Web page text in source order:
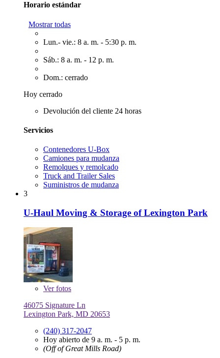
Horario estándar
Mostrar todas
Lun.- vie.: 8 a. m. - 5:30 p. m.
Sáb.: 8 a. m. - 12 p. m.
Dom.: cerrado
Hoy cerrado
Devolución del cliente 24 horas
Servicios
Contenedores U-Box
Camiones para mudanza
Remolques y remolcado
Truck and Trailer Sales
Suministros de mudanza
3
U-Haul Moving & Storage of Lexington Park
Verfotos
46075 Signature Ln
Lexington Park, MD 20653
(240) 317-2047
Hoy abierto de 9 a. m. - 5 p. m.
(Off of Great Mills Road)